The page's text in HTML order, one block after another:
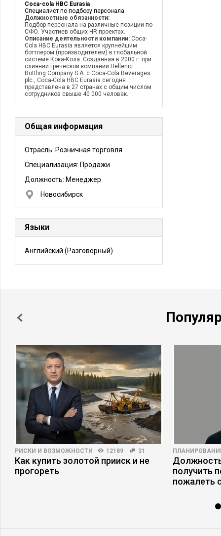
Coca-cola HBC Eurasia
Специалист по подбору персонала
Должностные обязанности:
Подбор персонала на различные позиции по
СФО. Участиев общих HR проектах.
Описание деятельности компании: Coca-
Cola HBC Eurasia является крупнейшим
боттлером (производителем) в глобальной
системе Кока-Кола. Созданная в 2000 г. при
слиянии греческой компании Hellenic
Bottling Company S.A. c Coca-Cola Beverages
plc., Coca-Cola HBC Eurasia сегодня
представлена в 27 странах с общим числом
сотрудников свыше 40 000 человек.
Общая информация
Отрасль: Розничная торговля
Специализация: Продажи
Должность: Менеджер
Новосибирск
Языки
Английский (Разговорный)
РИСКИ И ВОЗМОЖНОСТИ 12189 31
Как купить золотой прииск и не
прогореть
получить
пожалеть